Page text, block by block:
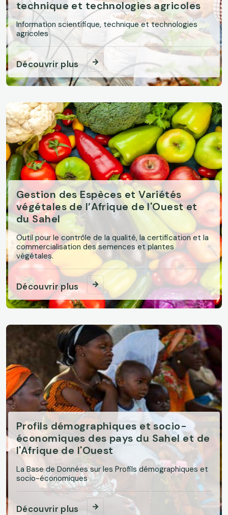
technique et technologies agricoles
Information scientifique, technique et technologies
agricoles
Découvrir plus
Gestion des Espèces et Variétés
végétales de l’Afrique de l'Ouest et
du Sahel
Outil pour le contrôle de la qualité, la certification et la
commercialisation des semences et plantes
végétales.
Découvrir plus
Profils démographiques et socio-
économiques des pays du Sahel et de
l'Afrique de l'Ouest
La Base de Données sur les Profils démographiques et
socio-économiques
Découvrir plus